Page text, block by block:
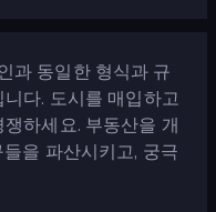
과 동일한 형식과 규
다. 도시를 매입하고
하세요. 부동산을 개
을 파산시키고, 궁극